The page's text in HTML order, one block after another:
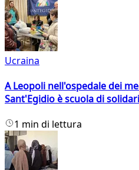
Ucraina
A Leopoli nell'ospedale dei
Sant'Egidio è scuola di
1 min di lettura